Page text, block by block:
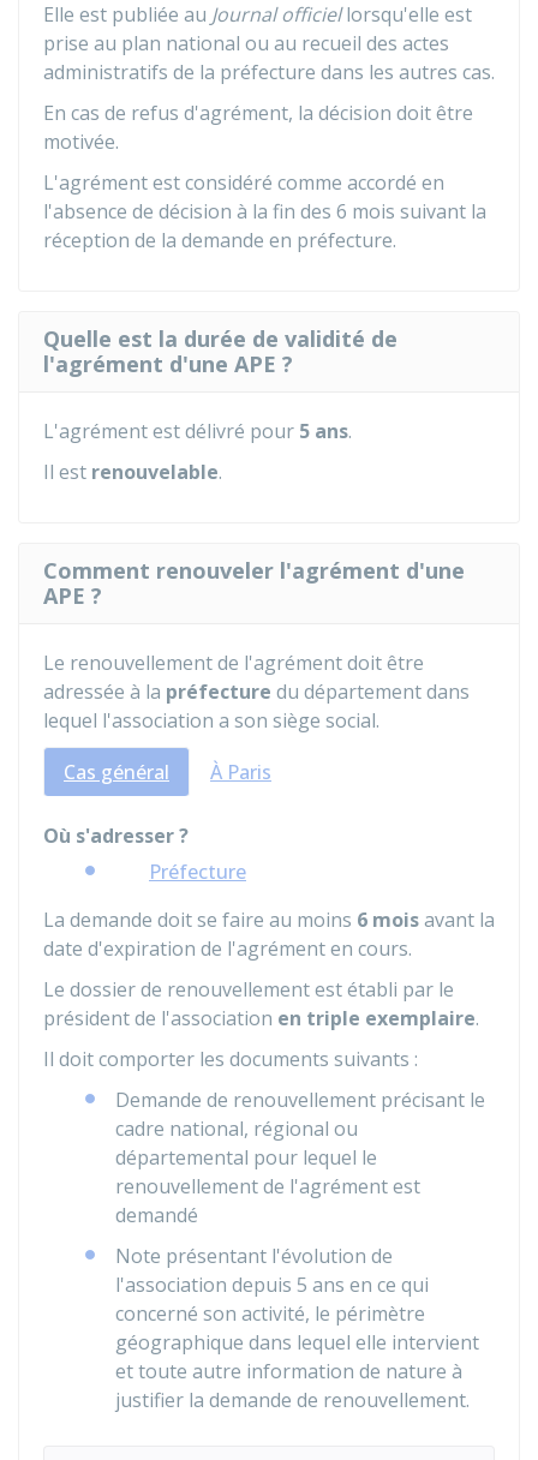
Elle est publiée au Journal officiellorsqu'elle est
prise au plan national ou au recueil des actes
administratifs de la préfecture dans les autres cas.
En cas de refus d'agrément, la décision doit être
motivée.
L'agrément est considéré comme accordé en
l'absence de décision à la fin des 6 mois suivant la
réception de la demande en préfecture.
Quelle est la durée de validité de
l'agrément d'une APE ?
L'agrément est délivré pour 5 ans.
Il est renouvelable.
Comment renouveler l'agrément d'une
APE ?
Le renouvellement de l'agrément doit être
adressée à la préfecture du département dans
lequel l'association a son siège social.
Cas général
À Paris
Où s'adresser ?
Préfecture
La demande doit se faire au moins 6 moisavant la
date d'expiration de l'agrément en cours.
Le dossier de renouvellement est établi par le
président de l'association en triple exemplaire.
Il doit comporter les documents suivants :
Demande de renouvellement précisant le
cadre national, régional ou
départemental pour lequel le
renouvellement de l'agrément est
demandé
Note présentant l'évolution de
l'association depuis 5 ans en ce qui
concerné son activité, le périmètre
géographique dans lequel elle intervient
et toute autre information de nature à
justifier la demande de renouvellement.